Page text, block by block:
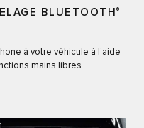
BLUETOOTH ®
à votre véhicule à l’aide
mains libres.